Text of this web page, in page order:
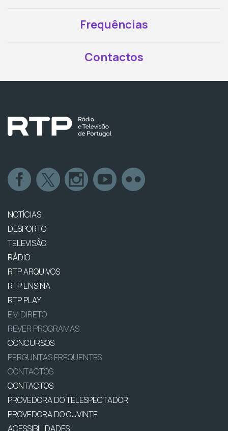
Frequências
Contactos
NOTÍCIAS
DESPORTO
TELEVISÃO
RÁDIO
RTP ARQUIVOS
RTP ENSINA
RTP PLAY
EM DIRETO
REVER PROGRAMAS
CONCURSOS
PERGUNTAS FREQUENTES
CONTACTOS
CONTACTOS
PROVEDORA DO TELESPECTADOR
PROVEDORA DO OUVINTE
ACESSIBILIDADES